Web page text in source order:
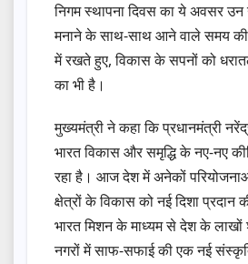
निगम स्थापना दिवस का ये अवसर उन
मनाने के साथ-साथ आने वाले समय की
में रखते हुए, विकास के सपनों को
का भी है।
मुख्यमंत्री ने कहा कि प्रधानमंत्री
भारत विकास और समृद्धि के नए-नए
रहा है। आज देश में अनेकों
क्षेत्रों के विकास को नई दिशा प्रदान
भारत मिशन के माध्यम से देश के
नगरों में साफ-सफाई की एक नई